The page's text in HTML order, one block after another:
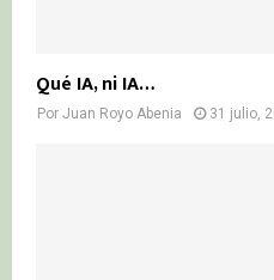
Qué IA, ni IA…
Por Juan Royo Abenia 31 julio,